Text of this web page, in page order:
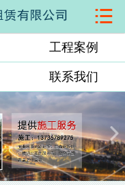
网站首页
关于我们
施工项目
工程案例
应用领域

工程案例
联系我们